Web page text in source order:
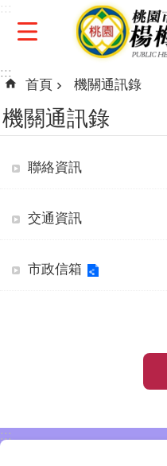
跳到主要內容區塊
:::
首頁 機關通訊錄
機關通訊錄
聯絡資訊
交通資訊
市政信箱
:::